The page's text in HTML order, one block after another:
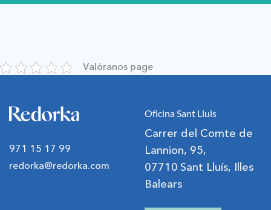
Valóranos page
971 15 17 99
redorka@redorka.com
Oficina Sant Lluis
Carrer del Comte de
Lannion, 95,
07710 Sant Lluís, Illes
Balears